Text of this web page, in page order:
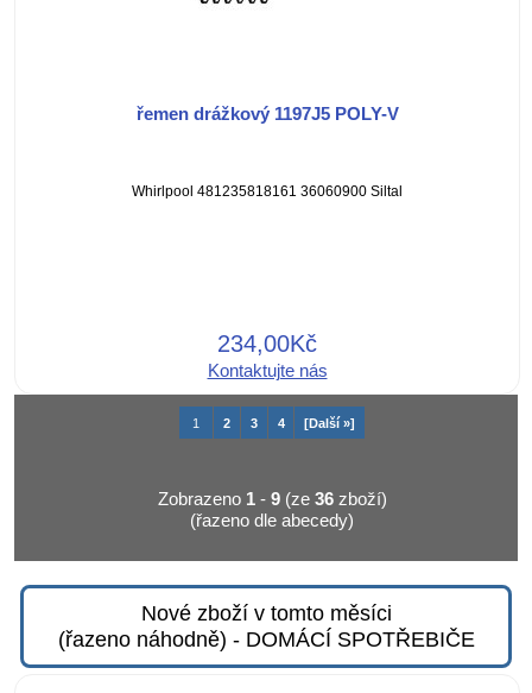
řemen drážkový 1197J5 POLY-V
Whirlpool 481235818161 36060900 Siltal
234,00Kč
Kontaktujte nás
1 2 3 4 [Další »]
Zobrazeno 1- 9(ze 36zboží)
(řazeno dle abecedy)
Nové zboží v tomto měsíci
(řazeno náhodně) - DOMÁCÍ SPOTŘEBIČE